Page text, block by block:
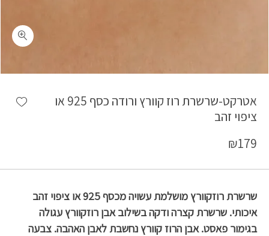
אטרקט-שרשרת רוז קוורץ ורודה כסף 925 או
ציפוי זהב
₪179
שרשרת רוזקוורץ מושלמת עשויה מכסף 925 או ציפוי זהב
איכותי. שרשרת קצרה ודקה בשילוב אבן רוזקוורץ עגולה
בגימור פאסט. אבן הרוז קוורץ נחשבת לאבן האהבה. צבעה